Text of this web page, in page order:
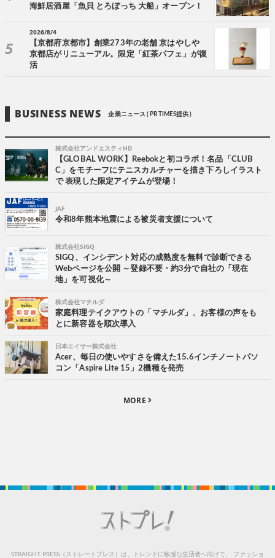
海鮮居酒屋「魚貝 とろぼっち 大船」オープン！
2026/8/4
【京都府京都市】創業273年の老舗 京はやしや
京都店がリニューアル。限定「紅茶パフェ」が復
活
BUSINESS NEWS 企業ニュース ( PR TIMES提供 )
株式会社アンドエスティHD
【GLOBAL WORK】Reebokと初コラボ！名品「CLUB
C」をモチーフにテニスカルチャーを描き下ろしイラスト
で 表現した限定アイテムが登場！
JAF
令和8年熊本地震による被災者支援について
株式会社SIGQ
SIGQ、インシデント対応の成熟度を無料で診断できる
Webページを公開 ～登録不要・約3分で自社の「現在
地」を可視化～
株式会社マチルダ
家庭料理テイクアウトの「マチルダ」、お客様の声をも
とに新容器を順次導入
日本エイサー株式会社
Acer、毎日の使いやすさを備えた15.6インチノートパソ
コン「Aspire Lite 15」2機種を発売
MORE
STRAIGHT PRESS（ストレートプレス）は、トレンドに敏感な生活者へ向けて、 ファッショ